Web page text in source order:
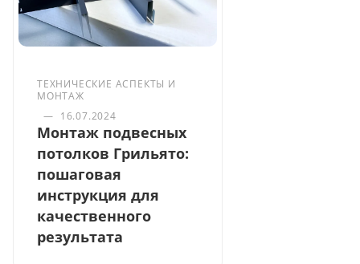
ТЕХНИЧЕСКИЕ АСПЕКТЫ И
МОНТАЖ
— 16.07.2024
Монтаж подвесных
потолков Грильято:
пошаговая
инструкция для
качественного
результата